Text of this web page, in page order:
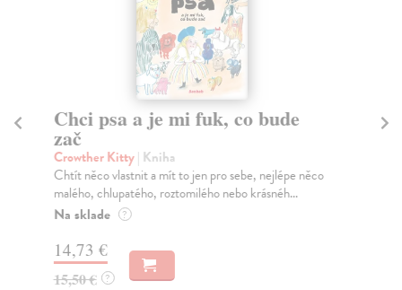
Chci psa a je mi fuk, co bude
zač
Crowther Kitty| Kniha
Chtít něco vlastnit a mít to jen pro sebe, nejlépe něco
malého, chlupatého, roztomilého nebo krásnéh...
Na sklade ?
14,73 €
15,50 € ?